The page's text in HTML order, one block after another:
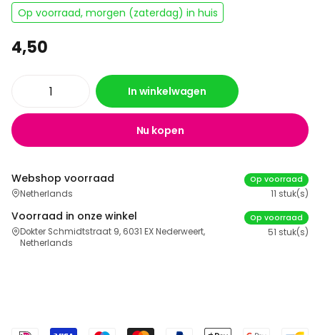
Op voorraad, morgen (zaterdag) in huis
4,50
In winkelwagen
Nu kopen
Webshop voorraad
Netherlands
Op voorraad
11 stuk(s)
Voorraad in onze winkel
Dokter Schmidtstraat 9, 6031 EX Nederweert,
Netherlands
Op voorraad
51 stuk(s)